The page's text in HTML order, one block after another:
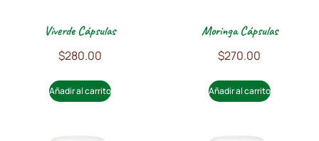
Viverde Cápsulas
$280.00
Añadir al carrito
Moringa Cápsulas
$270.00
Añadir al carrito